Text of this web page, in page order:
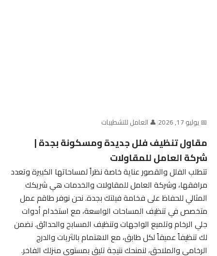
📅 يوليو 17, 2026 |👤 العامل للتشطيبات
مقاول تنظيف فلل جديدة ومسكونة بجدة |
شركة العامل للمقاولات
تتطلب الفلل والقصور عناية خاصة نظراً لمساحاتها الكبيرة وتعدد
مرافقها، وشركة العامل للمقاولات والخدمات هي شريكك
المثالي للحفاظ على فخامة فيلتك بجدة. نحن نوفر طاقم عمل
متخصص في تنظيف المساحات الواسعة، مع استخدام أدوات
جلي الرخام وتلميع الواجهات وتنظيف المسابح والحدائق. نضمن
لك تنظيفاً عميقاً لكل طابق، مع الاهتمام بالثريات والدرج
الرخامي والملاحق، لنمنحك نتيجة تليق بمستوى منزلك الفاخر.